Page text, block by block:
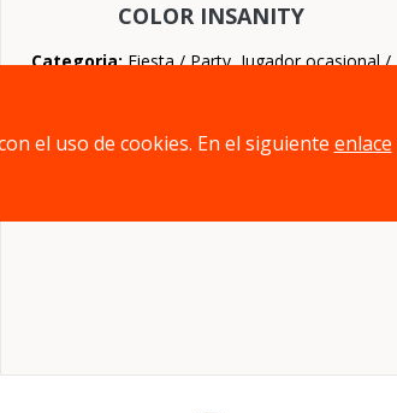
COLOR INSANITY
Categoria:Fiesta / Party, Jugador ocasional /
Duración:De 5 a 10 minutos
el uso de cookies. En el siguiente enlace